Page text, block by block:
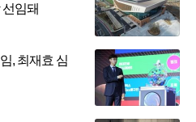
임돼
, 최재효 심